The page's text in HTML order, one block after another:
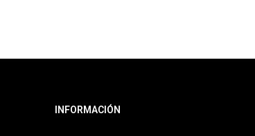
INFORMACIÓN